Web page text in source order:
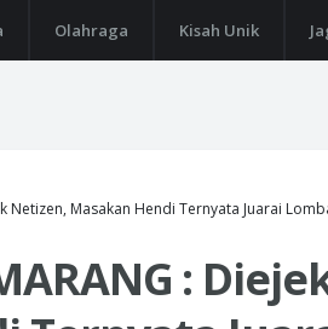
Olahraga Kisah Unik
Netizen, Masakan Hendi Ternyata Juarai
: